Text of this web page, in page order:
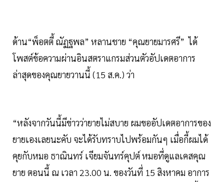
ด้าน“พ็อตตี้ ณัฏฐพล” หลานชาย “คุณยายมารศรี” ได้
โพสต์ข้อความผ่านอินสตราแกรมส่วนตัวอัปเดตอาการ
ล่าสุดของคุณยายวานนี้ (15 ส.ค.) ว่า
“หลังจากวันนี้มีข่าวว่ายายไม่สบาย ผมขออัปเดตอาการของ
ยายเองเลยนะคับ จะได้รับทราบไปพร้อมกันๆ เมื่อกี้ผมได้
คุยกับหมอ ธาณินทร์ เจียมจันทร์คุปต์ หมอที่ดูแลเคสคุณ
ยาย ตอนนี้ ณ เวลา 23.00 น. ของวันที่ 15 สิงหาคม อาการ